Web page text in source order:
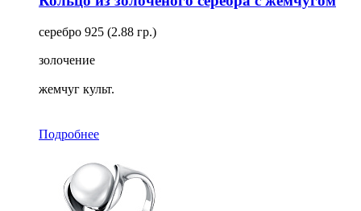
серебро 925 (2.88 гр.)
золочение
жемчуг культ.
Подробнее